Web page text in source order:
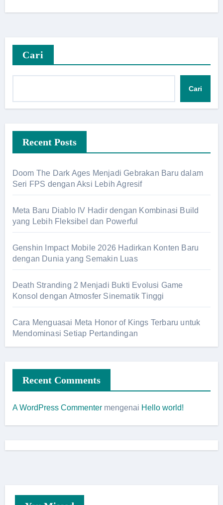
Cari
Cari
Recent Posts
Doom The Dark Ages Menjadi Gebrakan Baru dalam
Seri FPS dengan Aksi Lebih Agresif
Meta Baru Diablo IV Hadir dengan Kombinasi Build
yang Lebih Fleksibel dan Powerful
Genshin Impact Mobile 2026 Hadirkan Konten Baru
dengan Dunia yang Semakin Luas
Death Stranding 2 Menjadi Bukti Evolusi Game
Konsol dengan Atmosfer Sinematik Tinggi
Cara Menguasai Meta Honor of Kings Terbaru untuk
Mendominasi Setiap Pertandingan
Recent Comments
A WordPress Commentermengenai Hello world!